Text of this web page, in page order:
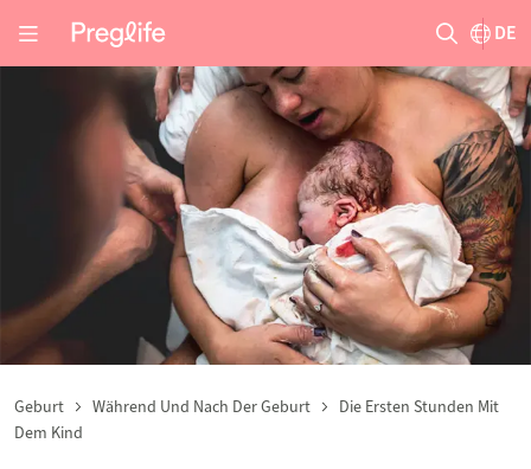
DE
Geburt Während Und Nach Der Geburt
Die Ersten Stunden Mit
Dem Kind